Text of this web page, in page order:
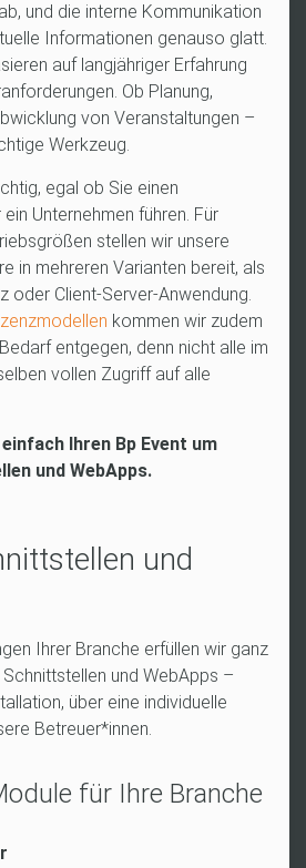
und die interne Kommunikation
Informationen genauso glatt.
auf langjähriger Erfahrung
Ob Planung,
von Veranstaltungen –
Werkzeug.
egal ob Sie einen
Unternehmen führen. Für
stellen wir unsere
in mehreren Varianten bereit, als
oder Client-Server-Anwendung.
kommen wir zudem
entgegen, denn nicht alle im
vollen Zugriff auf alle
Ihren Bp Event um
und WebApps.
und
Ihrer Branche erfüllen wir ganz
und WebApps –
über eine individuelle
Betreuer*innen.
für Ihre Branche